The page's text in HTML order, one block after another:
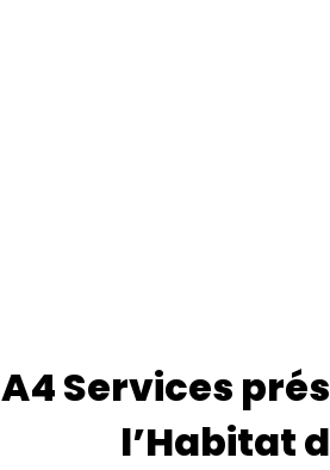
A4 Services
l’Habitat